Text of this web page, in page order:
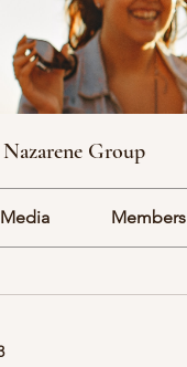
Group
Media Members